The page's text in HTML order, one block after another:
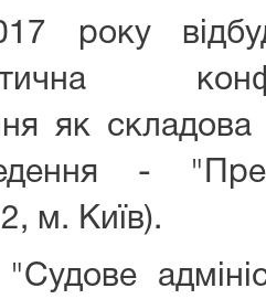
року
як
-
м. Київ).